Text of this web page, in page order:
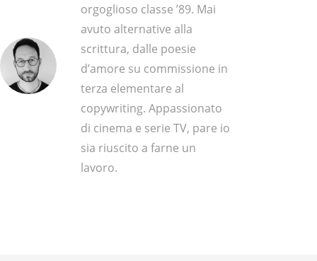
orgoglioso classe ’89. Mai
avuto alternative alla
scrittura, dalle poesie
d’amore su commissione in
terza elementare al
copywriting. Appassionato
di cinema e serie TV, pare io
sia riuscito a farne un
lavoro.